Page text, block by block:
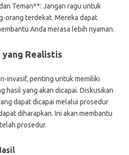
Teman**: Jangan ragu untuk
orang terdekat. Mereka dapat
Anda merasa lebih nyaman.
yang Realistis
invasif, penting untuk memiliki
hasil yang akan dicapai. Diskusikan
dapat dicapai melalui prosedur
diharapkan. Ini akan membantu
prosedur.